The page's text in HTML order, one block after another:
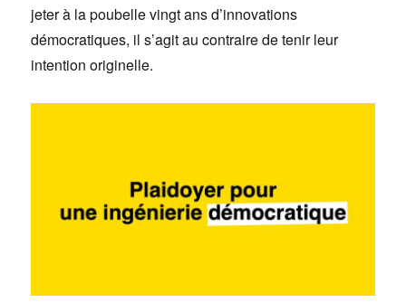
jeter à la poubelle vingt ans d’innovations
démocratiques, il s’agit au contraire de tenir leur
intention originelle.